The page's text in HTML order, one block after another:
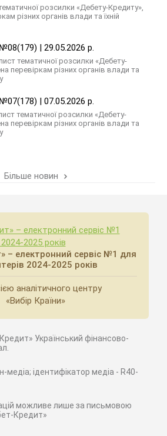
розсилки «Дебету-Кредиту»,
різних органів влади та їхній
| 29.05.2026 р.
тематичної розсилки «Дебету-
перевіркам різних органів влади та
| 07.05.2026 р.
тематичної розсилки «Дебету-
перевіркам різних органів влади та
Більше новин
– електронний сервіс №1 для
2024-2025 років
аналітичного центру
«Вибір Країни»
Український фінансово-
медіа; ідентифікатор медіа - R40-
можливе лише за письмовою
Кредит»